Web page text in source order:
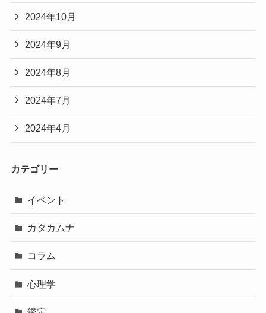
2024年10月
2024年9月
2024年8月
2024年7月
2024年4月
カテゴリー
イベント
カタカムナ
コラム
心理学